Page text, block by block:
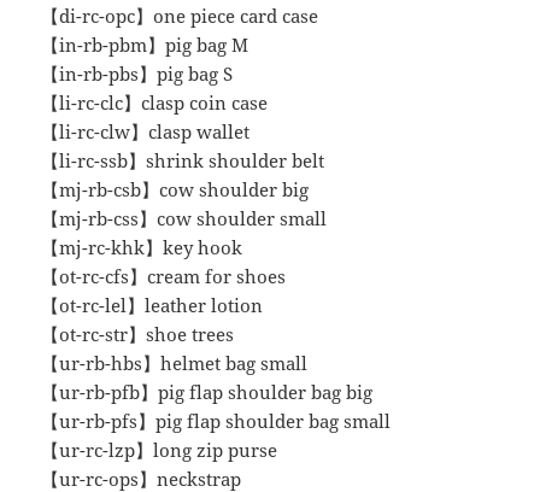
【di-rc-opc】one piece card case
【in-rb-pbm】pig bag M
【in-rb-pbs】pig bag S
【li-rc-clc】clasp coin case
【li-rc-clw】clasp wallet
【li-rc-ssb】shrink shoulder belt
【mj-rb-csb】cow shoulder big
【mj-rb-css】cow shoulder small
【mj-rc-khk】key hook
【ot-rc-cfs】cream for shoes
【ot-rc-lel】leather lotion
【ot-rc-str】shoe trees
【ur-rb-hbs】helmet bag small
【ur-rb-pfb】pig flap shoulder bag big
【ur-rb-pfs】pig flap shoulder bag small
【ur-rc-lzp】long zip purse
【ur-rc-ops】neckstrap